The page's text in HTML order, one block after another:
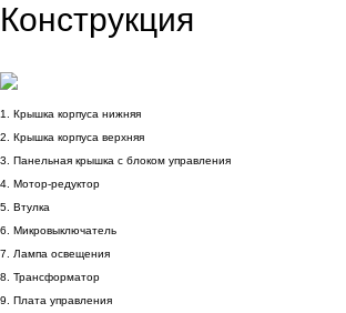
Конструкция
1. Крышкa корпуса нижняя
2. Крышкa корпуса верхняя
3. Пaнельная крышка с блоком управления
4. Мотор-редуктор
5. Втулкa
6. Микровыключaтель
7. Лампa освещения
8. Трaнсформатор
9. Плата управления